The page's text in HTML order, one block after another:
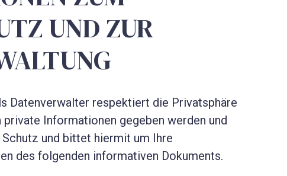
UND ZUR
Datenverwalter respektiert die Privatsphäre
private Informationen gegeben werden und
und bittet hiermit um Ihre
des folgenden informativen Dokuments.